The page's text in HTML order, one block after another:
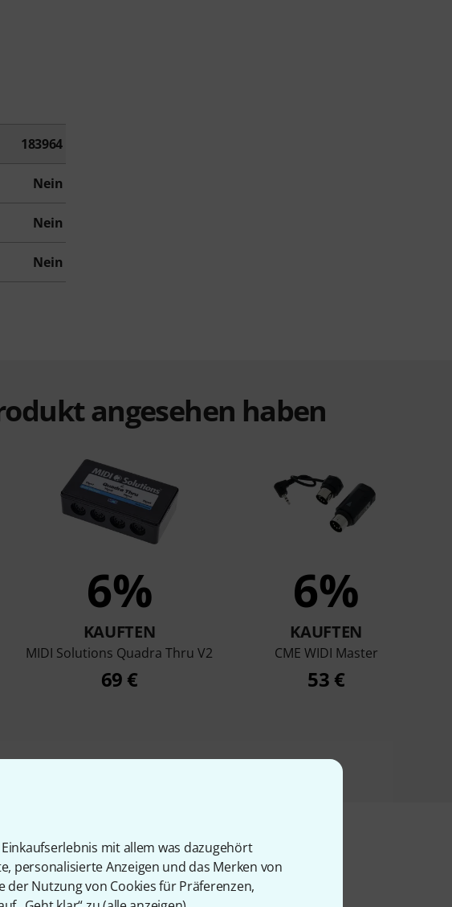
mit allem was dazugehört
personalisierte Anzeigen und das Merken von
der Nutzung von Cookies für Präferenzen,
183964
Nein
Nein
Nein
angesehen haben
6%
KAUFTEN
MIDI Solutions Quadra Thru V2
69 €
6%
KAUFTEN
CME WIDI Master
53 €
Artikel